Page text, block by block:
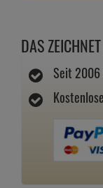
DAS
Seit 2006